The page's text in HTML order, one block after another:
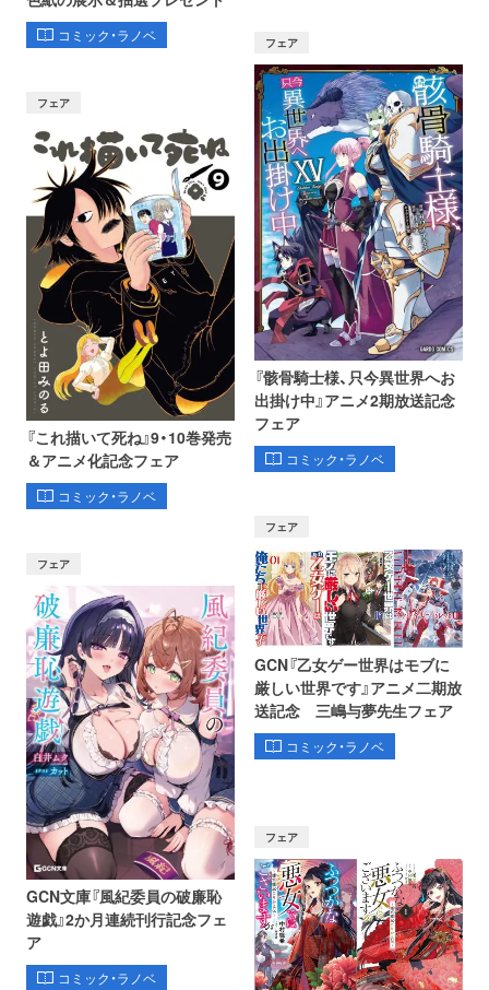
コミック・ラノベ
フェア
『これ描いて死ね』9・10巻発売
＆アニメ化記念フェア
コミック・ラノベ
フェア
『骸骨騎士様、只今異世界へお
出掛け中』アニメ2期放送記念
フェア
コミック・ラノベ
フェア
GCN文庫『風紀委員の破廉恥
遊戯』2か月連続刊行記念フェ
ア
コミック・ラノベ
フェア
GCN『乙女ゲー世界はモブに
厳しい世界です』アニメ二期放
送記念 三嶋与夢先生フェア
コミック・ラノベ
フェア